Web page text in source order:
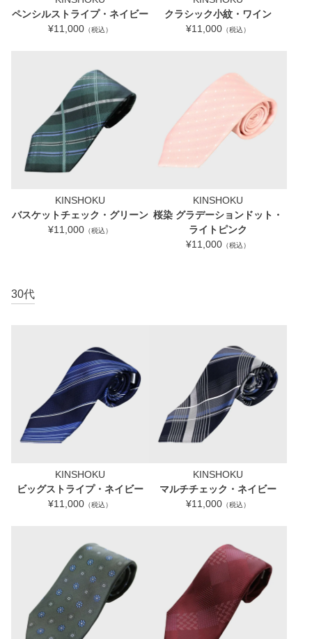
ペンシルストライプ・ネイビー
¥11,000 （税込）
クラシック小紋・ワイン
¥11,000 （税込）
KINSHOKU
バスケットチェック・グリーン
¥11,000 （税込）
KINSHOKU
桜染 グラデーションドット・
ライトピンク
¥11,000 （税込）
30代
KINSHOKU
ビッグストライプ・ネイビー
¥11,000 （税込）
KINSHOKU
マルチチェック・ネイビー
¥11,000 （税込）